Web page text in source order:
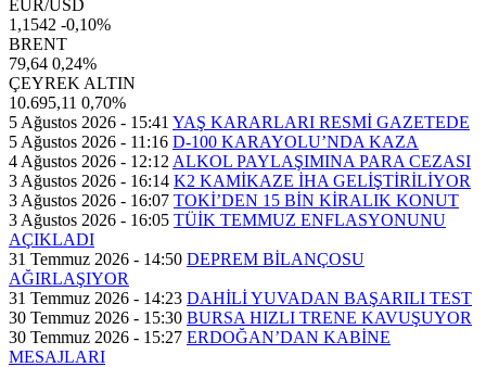
EUR/USD
1,1542 -0,10%
BRENT
79,64 0,24%
ÇEYREK ALTIN
10.695,11 0,70%
5 Ağustos 2026 - 15:41 YAŞ KARARLARI RESMİ GAZETEDE
5 Ağustos 2026 - 11:16 D-100 KARAYOLU’NDA KAZA
4 Ağustos 2026 - 12:12 ALKOL PAYLAŞIMINA PARA CEZASI
3 Ağustos 2026 - 16:14 K2 KAMİKAZE İHA GELİŞTİRİLİYOR
3 Ağustos 2026 - 16:07 TOKİ’DEN 15 BİN KİRALIK KONUT
3 Ağustos 2026 - 16:05 TÜİK TEMMUZ ENFLASYONUNU
AÇIKLADI
31 Temmuz 2026 - 14:50 DEPREM BİLANÇOSU
AĞIRLAŞIYOR
31 Temmuz 2026 - 14:23 DAHİLİ YUVADAN BAŞARILI TEST
30 Temmuz 2026 - 15:30 BURSA HIZLI TRENE KAVUŞUYOR
30 Temmuz 2026 - 15:27 ERDOĞAN’DAN KABİNE
MESAJLARI